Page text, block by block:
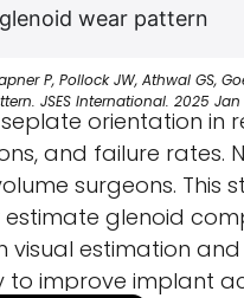
wear pattern
P, Pollock JW, Athwal
JSES International. 2025 Jan
orientation in
and failure rates.
surgeons. This
glenoid
visual estimation
to improve implant